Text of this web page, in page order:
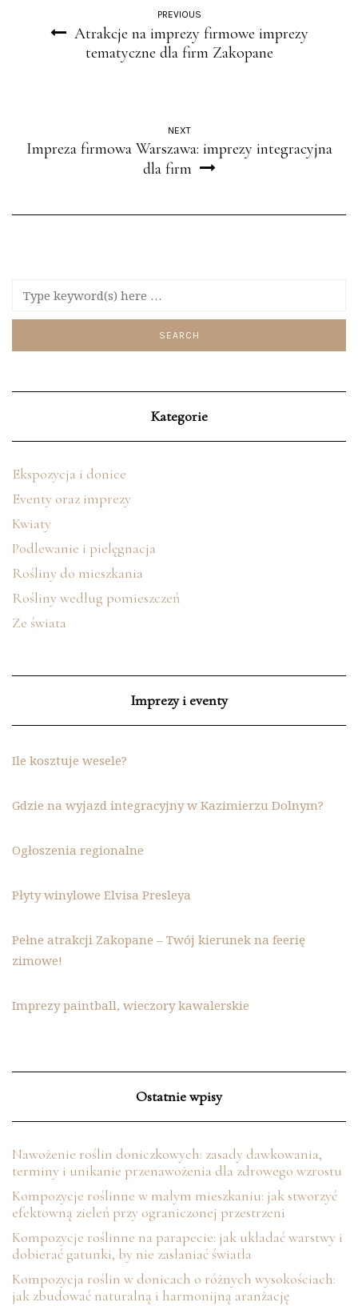
PREVIOUS
Atrakcje na imprezy firmowe imprezy
tematyczne dla firm Zakopane
NEXT
Impreza firmowa Warszawa: imprezy integracyjna
dla firm
Kategorie
Ekspozycja i donice
Eventy oraz imprezy
Kwiaty
Podlewanie i pielęgnacja
Rośliny do mieszkania
Rośliny według pomieszczeń
Ze świata
Imprezy i eventy
Ile kosztuje wesele?
Gdzie na wyjazd integracyjny w Kazimierzu Dolnym?
Ogłoszenia regionalne
Płyty winylowe Elvisa Presleya
Pełne atrakcji Zakopane – Twój kierunek na feerię
zimowe!
Imprezy paintball, wieczory kawalerskie
Ostatnie wpisy
Nawożenie roślin doniczkowych: zasady dawkowania,
terminy i unikanie przenawożenia dla zdrowego wzrostu
Kompozycje roślinne w małym mieszkaniu: jak stworzyć
efektowną zieleń przy ograniczonej przestrzeni
Kompozycje roślinne na parapecie: jak układać warstwy i
dobierać gatunki, by nie zasłaniać światła
Kompozycja roślin w donicach o różnych wysokościach:
jak zbudować naturalną i harmonijną aranżację